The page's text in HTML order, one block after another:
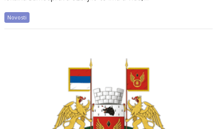
Novosti